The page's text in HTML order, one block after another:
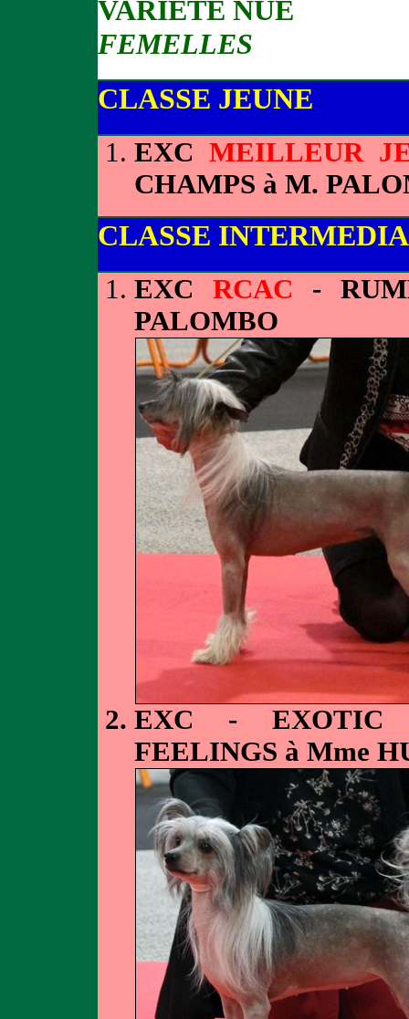
VARIETE NUE
FEMELLES
CLASSE JEUNE
EXCMEILLEUR
CHAMPS à M.
CLASSE
EXCRCAC -
PALOMBO
EXC - EXOTIC
FEELINGS à Mme